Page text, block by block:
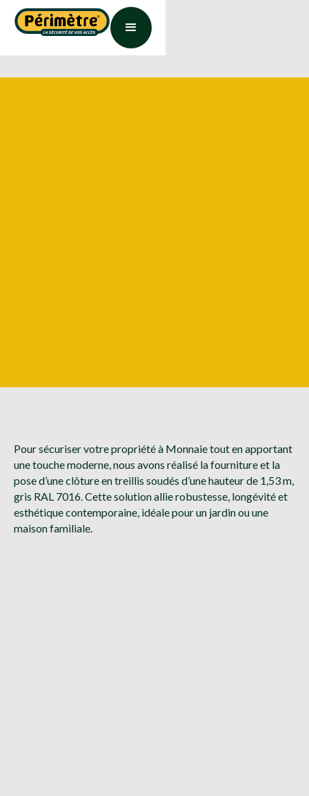
Pour sécuriser votre propriété à Monnaie tout en apportant
une touche moderne, nous avons réalisé la fourniture et la
pose d’une clôture en treillis soudés d’une hauteur de 1,53 m,
gris RAL 7016. Cette solution allie robustesse, longévité et
esthétique contemporaine, idéale pour un jardin ou une
maison familiale.